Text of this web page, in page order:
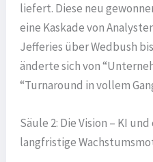
liefert. Diese neu
eine Kaskade von
Jefferies über Wedbush
änderte sich von
“Turnaround in vollem
Säule 2: Die Vision – KI
langfristige